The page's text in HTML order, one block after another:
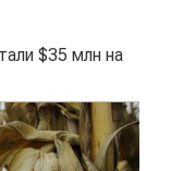
$35 млн на